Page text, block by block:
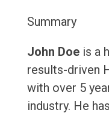
Summary
John Doeis a
results-driven
with over 5
industry. He